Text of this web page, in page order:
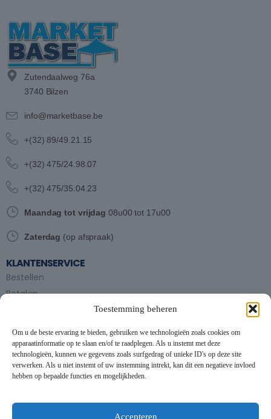
Toestemming beheren
Om u de beste ervaring te bieden, gebruiken we technologieën zoals cookies om
apparaatinformatie op te slaan en/of te raadplegen. Als u instemt met deze
technologieën, kunnen we gegevens zoals surfgedrag of unieke ID's op deze site
verwerken. Als u niet instemt of uw instemming intrekt, kan dit een negatieve invloed
hebben op bepaalde functies en mogelijkheden.
Accepteren
Zutendaalweg 76a
3740 Bilzen
info@marketbase.be
+(32) 89/49.21.15
+(32) 475/24.98.07
+(32) 475/35.04.23
Maandag tot vrijdag 08u00 tot 17u00
Zaterdag (op afspraak)
KLANTENSERVICE
Bestellen
Betalen
Partytent huren
Handleiding partytenten
VOORWAARDEN
Algemene voorwaarden
Privacybeleid
This website uses cookies to improve your experience. By using
this website you agree to ourData Protection Policy